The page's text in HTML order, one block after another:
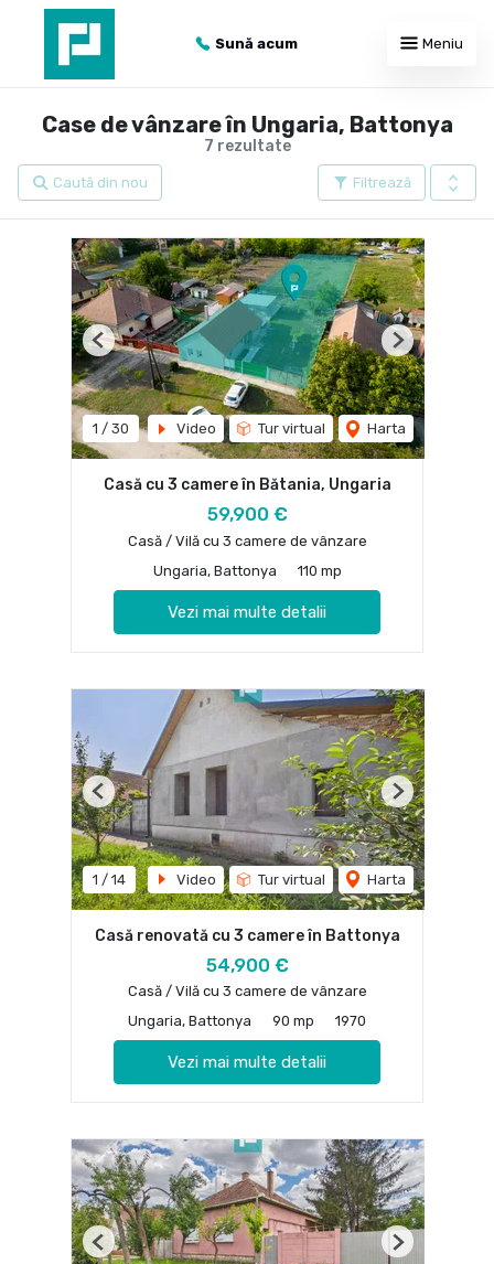
Sună acum Meniu
7 rezultate
Case de vânzare în Ungaria, Battonya
Filtrează
Caută din nou
1 / 30 Video Tur virtual Harta
Previous Next
Casă cu 3 camere în Bătania, Ungaria
59,900 €
Casă / Vilă cu 3 camere de vânzare
Ungaria, Battonya
110 mp
Vezi mai multe detalii
1 / 14 Video Tur virtual Harta
Previous Next
Casă renovată cu 3 camere în Battonya
54,900 €
Casă / Vilă cu 3 camere de vânzare
Ungaria, Battonya
90 mp 1970
Vezi mai multe detalii
Previous Next